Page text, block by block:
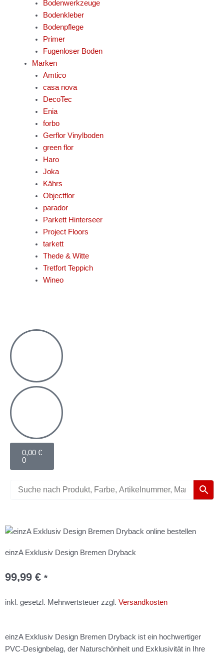
Bodenwerkzeuge
Bodenkleber
Bodenpflege
Primer
Fugenloser Boden
Marken
Amtico
casa nova
DecoTec
Enia
forbo
Gerflor Vinylboden
green flor
Haro
Joka
Kährs
Objectflor
parador
Parkett Hinterseer
Project Floors
tarkett
Thede & Witte
Tretfort Teppich
Wineo
0,00 €
0
Warenkorb
einzA Exklusiv Design Bremen Dryback
99,99 € *
inkl. gesetzl. Mehrwertsteuer zzgl. Versandkosten
einzA Exklusiv Design Bremen Dryback ist ein hochwertiger
PVC-Designbelag, der Naturschönheit und Exklusivität in Ihre